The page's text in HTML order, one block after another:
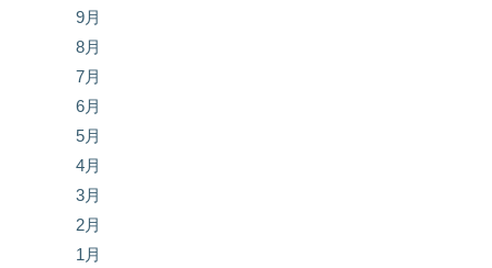
9月
8月
7月
6月
5月
4月
3月
2月
1月